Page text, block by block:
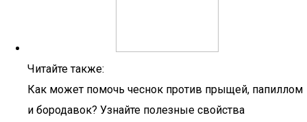
Читайте также:
Как может помочь чеснок против прыщей, папиллом
и бородавок? Узнайте полезные свойства